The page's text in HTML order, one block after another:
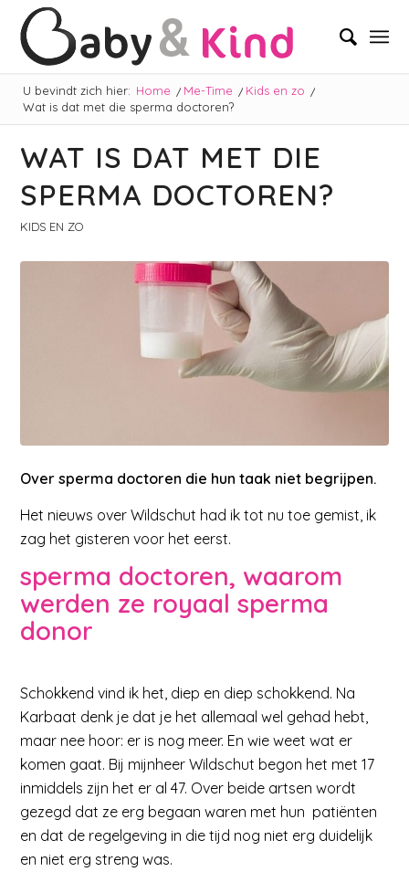
U bevindt zich hier: Home / Me-Time / Kids en zo /
Wat is dat met die sperma doctoren?
WAT IS DAT MET DIE
SPERMA DOCTOREN?
KIDS EN ZO
Over sperma doctoren die hun taak niet begrijpen.
Het nieuws over Wildschut had ik tot nu toe gemist, ik
zag het gisteren voor het eerst.
sperma doctoren, waarom
werden ze royaal sperma
donor
Schokkend vind ik het, diep en diep schokkend. Na
Karbaat denk je dat je het allemaal wel gehad hebt,
maar nee hoor: er is nog meer. En wie weet wat er
komen gaat. Bij mijnheer Wildschut begon het met 17
inmiddels zijn het er al 47. Over beide artsen wordt
gezegd dat ze erg begaan waren met hun patiënten
en dat de regelgeving in die tijd nog niet erg duidelijk
en niet erg streng was.